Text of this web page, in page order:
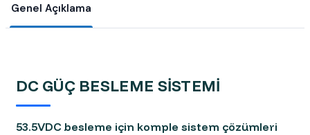
Genel Açıklama
DC GÜÇ BESLEME SİSTEMİ
53.5VDC besleme için komple sistem çözümleri